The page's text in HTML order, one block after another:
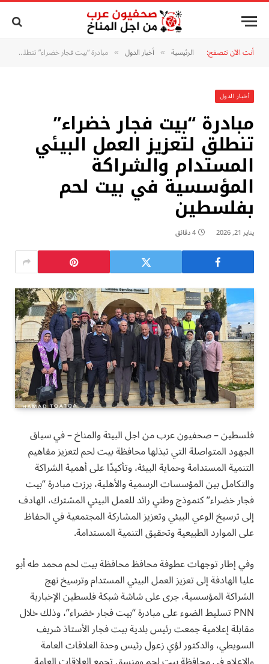
أنت الآن تتصفح: الرئيسية » أخبار الدول » مبادرة “بيت فجار خضراء” تنطلق لتعزيز العمل البيئي المستدام والشراكة المؤسسية في بيت لحم بفلسطين
أخبار الدول
مبادرة “بيت فجار خضراء”
تنطلق لتعزيز العمل البيئي
المستدام والشراكة
المؤسسية في بيت لحم
بفلسطين
يناير 21, 2026 4 دقائق
فلسطين – صحفيون عرب من اجل البيئة والمناخ – في سياق
الجهود المتواصلة التي تبذلها محافظة بيت لحم لتعزيز مفاهيم
التنمية المستدامة وحماية البيئة، وتأكيدًا على أهمية الشراكة
والتكامل بين المؤسسات الرسمية والأهلية، برزت مبادرة “بيت
فجار خضراء” كنموذج وطني رائد للعمل البيئي المشترك، الهادف
إلى ترسيخ الوعي البيئي وتعزيز المشاركة المجتمعية في الحفاظ
على الموارد الطبيعية وتحقيق التنمية المستدامة.
وفي إطار توجهات عطوفة محافظ محافظة بيت لحم محمد طه أبو
عليا الهادفة إلى تعزيز العمل البيئي المستدام وترسيخ نهج
الشراكة المؤسسية، جرى على شاشة شبكة فلسطين الإخبارية
PNN تسليط الضوء على مبادرة “بيت فجار خضراء”، وذلك خلال
مقابلة إعلامية جمعت رئيس بلدية بيت فجار الأستاذ شريف
السويطي، والدكتور لؤي زعول رئيس وحدة العلاقات العامة